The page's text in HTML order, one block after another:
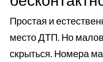
Простая и
место ДТП. Но
скрыться. Номера